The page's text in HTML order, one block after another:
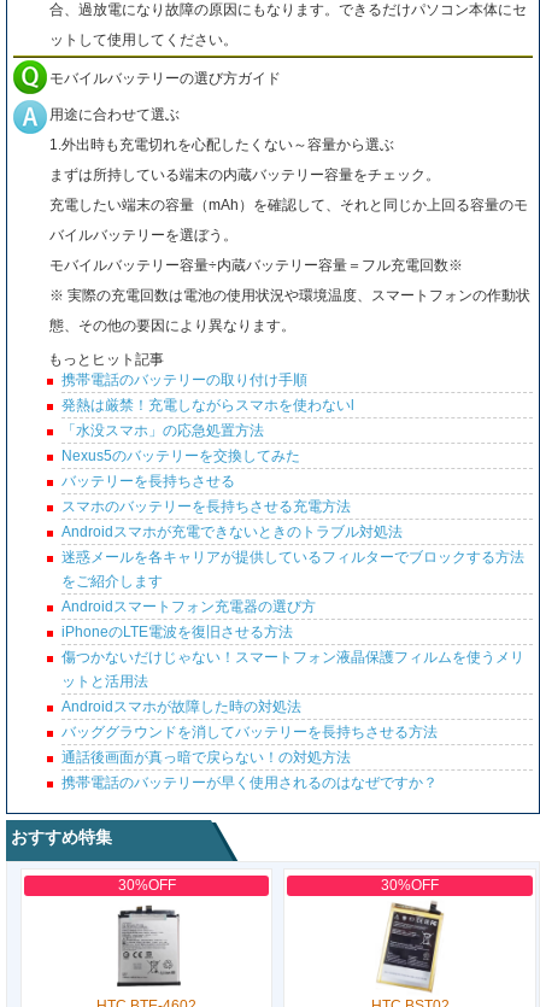
合、過放電になり故障の原因にもなります。できるだけパソコン本体にセ
ットして使用してください。
モバイルバッテリーの選び方ガイド
用途に合わせて選ぶ
1.外出時も充電切れを心配したくない～容量から選ぶ
まずは所持している端末の内蔵バッテリー容量をチェック。
充電したい端末の容量（mAh）を確認して、それと同じか上回る容量のモ
バイルバッテリーを選ぼう。
モバイルバッテリー容量÷内蔵バッテリー容量＝フル充電回数※
※ 実際の充電回数は電池の使用状況や環境温度、スマートフォンの作動状
態、その他の要因により異なります。
もっとヒット記事
携帯電話のバッテリーの取り付け手順
発熱は厳禁！充電しながらスマホを使わないl
「水没スマホ」の応急処置方法
Nexus5のバッテリーを交換してみた
バッテリーを長持ちさせる
スマホのバッテリーを長持ちさせる充電方法
Androidスマホが充電できないときのトラブル対処法
迷惑メールを各キャリアが提供しているフィルターでブロックする方法
をご紹介します
Androidスマートフォン充電器の選び方
iPhoneのLTE電波を復旧させる方法
傷つかないだけじゃない！スマートフォン液晶保護フィルムを使うメリ
ットと活用法
Androidスマホが故障した時の対処法
バッググラウンドを消してバッテリーを長持ちさせる方法
通話後画面が真っ暗で戻らない！の対処方法
携帯電話のバッテリーが早く使用されるのはなぜですか？
おすすめ特集
30%OFF 30%OFF